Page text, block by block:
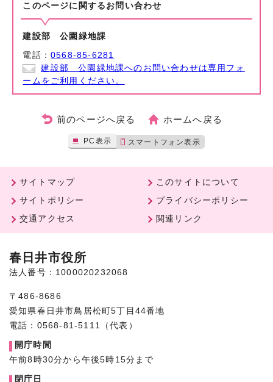
このページに関する お問い合わせ
建設部 公園緑地課
電話：0568-85-6281
建設部 公園緑地課へのお問い合わせは専用フォ
ームをご利用ください。
前のページへ戻る ホームへ戻る
PC表示 スマートフォン表示
サイトマップ
このサイトについて
サイトポリシー
プライバシーポリシー
交通アクセス
関連リンク
春日井市役所
法人番号：1000020232068
〒486-8686
愛知県春日井市鳥居松町5丁目44番地
電話：0568-81-5111（代表）
開庁時間
午前8時30分から午後5時15分まで
閉庁日